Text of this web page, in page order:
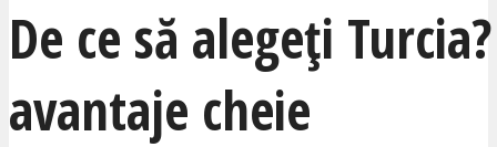
De ce să alegeți
avantaje cheie